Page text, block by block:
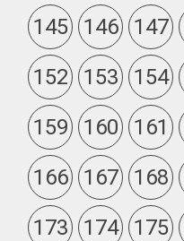
145
146 147
152
153 154
159
160 161
166
167 168
173
174 175